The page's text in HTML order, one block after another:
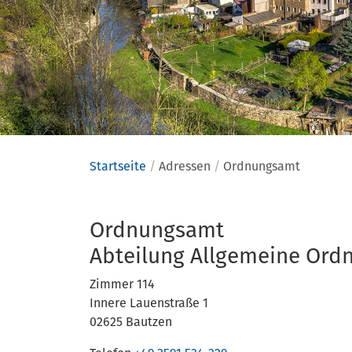
Startseite Adressen Ordnungsamt
Adressen
Ordnungsamt
Abteilung Allgemeine
Zimmer 114
Innere Lauenstraße 1
02625 Bautzen